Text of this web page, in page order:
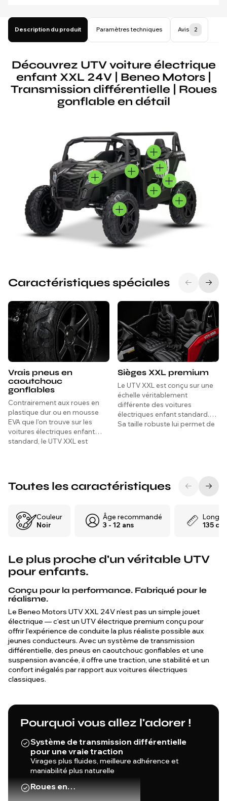
Description du produit Paramètres techniques Avis 2
Découvrez UTV voiture électrique
enfant XXL 24V | Beneo Motors |
Transmission différentielle | Roues
gonflable en détail
Caractéristiques spéciales
Vrais pneus en
caoutchouc
gonflables
Contrairement aux roues en
plastique dur ou en mousse
EVA que l'on trouve sur les
voitures électriques enfant
standard, le UTV XXL est
vibrations sur l'herbe, le gravier
et les terrains extérieurs
douce et confortable pour les
enfants à bord.
Sièges XXL premium
Le UTV XXL est conçu sur une
échelle véritablement
différente des voitures
électriques enfant standard.
Sa taille robuste lui permet de
Toutes les caractéristiques
Couleur
Noir
Âge recommandé
3 - 12 ans
135 cm
Le plus proche d'un véritable UTV
pour enfants.
Conçu pour la performance. Fabriqué pour le
réalisme.
Le Beneo Motors UTV XXL 24V n'est pas un simple jouet
électrique — c'est un UTV électrique premium conçu pour
offrir l'expérience de conduite la plus réaliste possible aux
jeunes conducteurs. Avec un système de transmission
différentielle, des pneus en caoutchouc gonflables et une
suspension avancée, il offre une traction, une stabilité et un
confort inégalés par rapport aux voitures électriques
classiques.
Pourquoi vous allez l'adorer !
Système de transmission différentielle
pour une vraie traction
Virages plus fluides, meilleure adhérence et
maniabilité plus naturelle
Roues en…